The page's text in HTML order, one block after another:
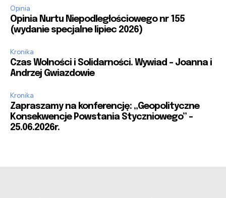
Opinia
Opinia Nurtu Niepodległościowego nr 155
(wydanie specjalne lipiec 2026)
Kronika
Czas Wolności i Solidarności. Wywiad – Joanna i
Andrzej Gwiazdowie
Kronika
Zapraszamy na konferencję: „Geopolityczne
Konsekwencje Powstania Styczniowego” –
25.06.2026r.